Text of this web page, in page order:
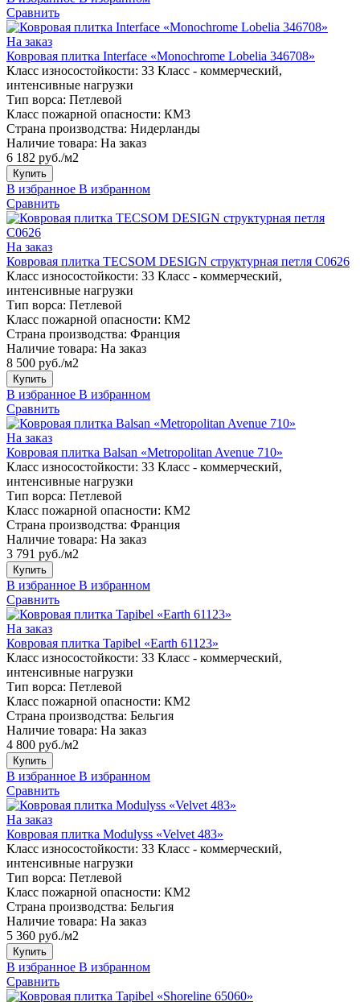
Сравнить
На заказ
Ковровая плитка Interface «Monochrome Lobelia 346708»
Класс износостойкости: 33 Класс - коммерческий,
интенсивные нагрузки
Тип ворса: Петлевой
Класс пожарной опасности: КМ3
Страна производства: Нидерланды
Наличие товара: На заказ
6 182 руб./м2
Купить
В избранное В избранном
Сравнить
На заказ
Ковровая плитка TECSOM DESIGN структурная петля C0626
Класс износостойкости: 33 Класс - коммерческий,
интенсивные нагрузки
Тип ворса: Петлевой
Класс пожарной опасности: КМ2
Страна производства: Франция
Наличие товара: На заказ
8 500 руб./м2
Купить
В избранное В избранном
Сравнить
На заказ
Ковровая плитка Balsan «Metropolitan Avenue 710»
Класс износостойкости: 33 Класс - коммерческий,
интенсивные нагрузки
Тип ворса: Петлевой
Класс пожарной опасности: КМ2
Страна производства: Франция
Наличие товара: На заказ
3 791 руб./м2
Купить
В избранное В избранном
Сравнить
На заказ
Ковровая плитка Tapibel «Earth 61123»
Класс износостойкости: 33 Класс - коммерческий,
интенсивные нагрузки
Тип ворса: Петлевой
Класс пожарной опасности: КМ2
Страна производства: Бельгия
Наличие товара: На заказ
4 800 руб./м2
Купить
В избранное В избранном
Сравнить
На заказ
Ковровая плитка Modulyss «Velvet 483»
Класс износостойкости: 33 Класс - коммерческий,
интенсивные нагрузки
Тип ворса: Петлевой
Класс пожарной опасности: КМ2
Страна производства: Бельгия
Наличие товара: На заказ
5 360 руб./м2
Купить
В избранное В избранном
Сравнить